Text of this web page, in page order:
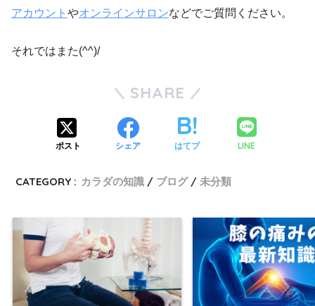
アカウント やオンラインサロンなどでご質問ください。
それではまた(^^)/
SHARE
ポスト シェア はてブ LINE
CATEGORY : カラダの知識 ブログ 未分類